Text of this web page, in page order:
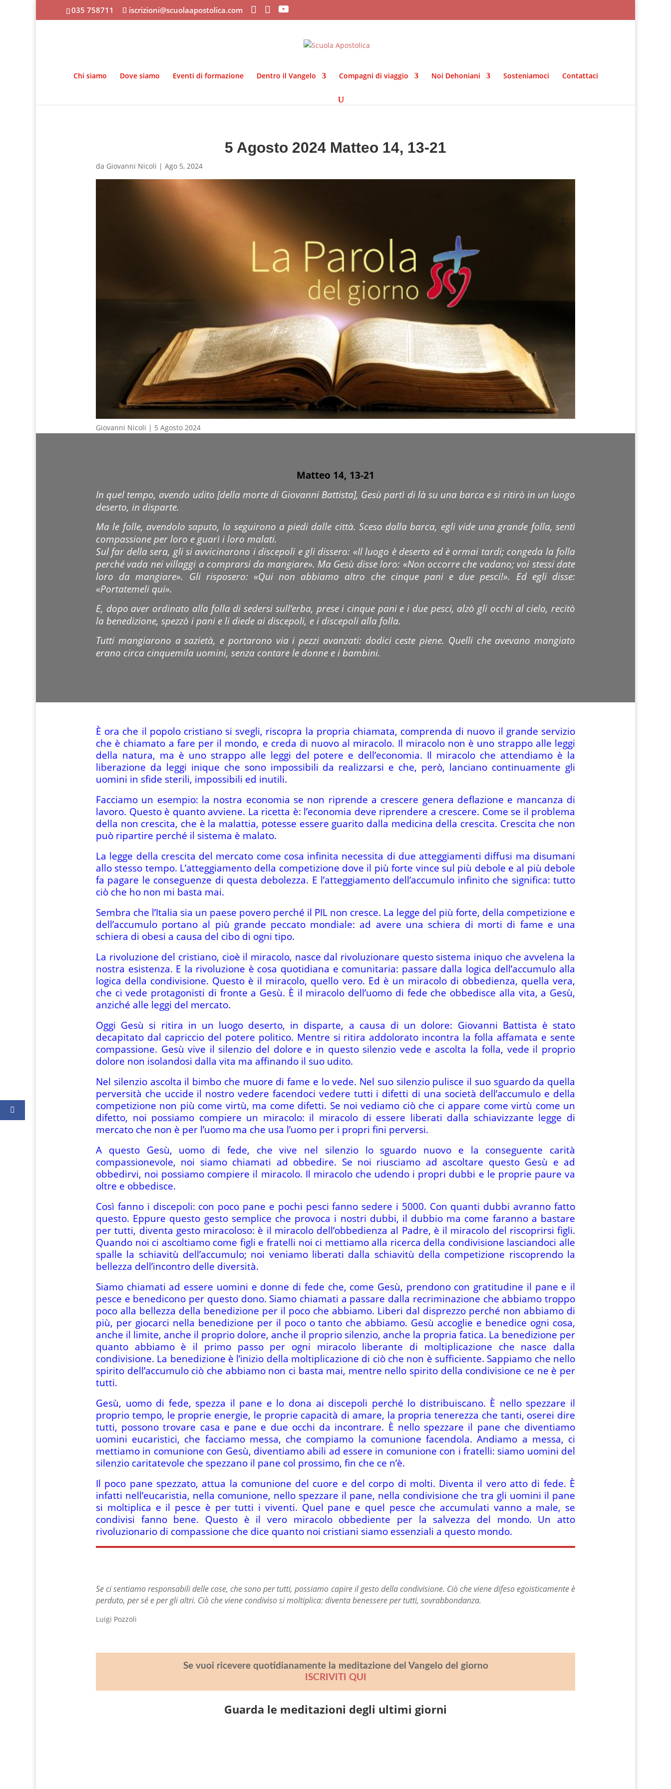
035 758711 iscrizioni@scuolaapostolica.com
Chi siamo Dove siamo Eventi di formazione Dentro il Vangelo Compagni di viaggio Noi Dehoniani Sosteniamoci Contattaci
5 Agosto 2024 Matteo 14, 13-21
da Giovanni Nicoli | Ago 5, 2024
Giovanni Nicoli | 5 Agosto 2024
Matteo 14, 13-21
In quel tempo, avendo udito [della morte di Giovanni Battista], Gesù partì di là su una barca e si ritirò in un luogo
deserto, in disparte.
Ma le folle, avendolo saputo, lo seguirono a piedi dalle città. Sceso dalla barca, egli vide una grande folla, sentì
compassione per loro e guarì i loro malati.
Sul far della sera, gli si avvicinarono i discepoli e gli dissero: «Il luogo è deserto ed è ormai tardi; congeda la folla
perché vada nei villaggi a comprarsi da mangiare». Ma Gesù disse loro: «Non occorre che vadano; voi stessi date
loro da mangiare». Gli risposero: «Qui non abbiamo altro che cinque pani e due pesci!». Ed egli disse:
«Portatemeli qui».
E, dopo aver ordinato alla folla di sedersi sull’erba, prese i cinque pani e i due pesci, alzò gli occhi al cielo, recitò
la benedizione, spezzò i pani e li diede ai discepoli, e i discepoli alla folla.
Tutti mangiarono a sazietà, e portarono via i pezzi avanzati: dodici ceste piene. Quelli che avevano mangiato
erano circa cinquemila uomini, senza contare le donne e i bambini.
È ora che il popolo cristiano si svegli, riscopra la propria chiamata, comprenda di nuovo il grande servizio
che è chiamato a fare per il mondo, e creda di nuovo al miracolo. Il miracolo non è uno strappo alle leggi
della natura, ma è uno strappo alle leggi del potere e dell’economia. Il miracolo che attendiamo è la
liberazione da leggi inique che sono impossibili da realizzarsi e che, però, lanciano continuamente gli
uomini in sfide sterili, impossibili ed inutili.
Facciamo un esempio: la nostra economia se non riprende a crescere genera deflazione e mancanza di
lavoro. Questo è quanto avviene. La ricetta è: l’economia deve riprendere a crescere. Come se il problema
della non crescita, che è la malattia, potesse essere guarito dalla medicina della crescita. Crescita che non
può ripartire perché il sistema è malato.
La legge della crescita del mercato come cosa infinita necessita di due atteggiamenti diffusi ma disumani
allo stesso tempo. L’atteggiamento della competizione dove il più forte vince sul più debole e al più debole
fa pagare le conseguenze di questa debolezza. E l’atteggiamento dell’accumulo infinito che significa: tutto
ciò che ho non mi basta mai.
Sembra che l’Italia sia un paese povero perché il PIL non cresce. La legge del più forte, della competizione e
dell’accumulo portano al più grande peccato mondiale: ad avere una schiera di morti di fame e una
schiera di obesi a causa del cibo di ogni tipo.
La rivoluzione del cristiano, cioè il miracolo, nasce dal rivoluzionare questo sistema iniquo che avvelena la
nostra esistenza. E la rivoluzione è cosa quotidiana e comunitaria: passare dalla logica dell’accumulo alla
logica della condivisione. Questo è il miracolo, quello vero. Ed è un miracolo di obbedienza, quella vera,
che ci vede protagonisti di fronte a Gesù. È il miracolo dell’uomo di fede che obbedisce alla vita, a Gesù,
anziché alle leggi del mercato.
Oggi Gesù si ritira in un luogo deserto, in disparte, a causa di un dolore: Giovanni Battista è stato
decapitato dal capriccio del potere politico. Mentre si ritira addolorato incontra la folla affamata e sente
compassione. Gesù vive il silenzio del dolore e in questo silenzio vede e ascolta la folla, vede il proprio
dolore non isolandosi dalla vita ma affinando il suo udito.
Nel silenzio ascolta il bimbo che muore di fame e lo vede. Nel suo silenzio pulisce il suo sguardo da quella
perversità che uccide il nostro vedere facendoci vedere tutti i difetti di una società dell’accumulo e della
competizione non più come virtù, ma come difetti. Se noi vediamo ciò che ci appare come virtù come un
difetto, noi possiamo compiere un miracolo: il miracolo di essere liberati dalla schiavizzante legge di
mercato che non è per l’uomo ma che usa l’uomo per i propri fini perversi.
A questo Gesù, uomo di fede, che vive nel silenzio lo sguardo nuovo e la conseguente carità
compassionevole, noi siamo chiamati ad obbedire. Se noi riusciamo ad ascoltare questo Gesù e ad
obbedirvi, noi possiamo compiere il miracolo. Il miracolo che udendo i propri dubbi e le proprie paure va
oltre e obbedisce.
Così fanno i discepoli: con poco pane e pochi pesci fanno sedere i 5000. Con quanti dubbi avranno fatto
questo. Eppure questo gesto semplice che provoca i nostri dubbi, il dubbio ma come faranno a bastare
per tutti, diventa gesto miracoloso: è il miracolo dell’obbedienza al Padre, è il miracolo del riscoprirsi figli.
Quando noi ci ascoltiamo come figli e fratelli noi ci mettiamo alla ricerca della condivisione lasciandoci alle
spalle la schiavitù dell’accumulo; noi veniamo liberati dalla schiavitù della competizione riscoprendo la
bellezza dell’incontro delle diversità.
Siamo chiamati ad essere uomini e donne di fede che, come Gesù, prendono con gratitudine il pane e il
pesce e benedicono per questo dono. Siamo chiamati a passare dalla recriminazione che abbiamo troppo
poco alla bellezza della benedizione per il poco che abbiamo. Liberi dal disprezzo perché non abbiamo di
più, per giocarci nella benedizione per il poco o tanto che abbiamo. Gesù accoglie e benedice ogni cosa,
anche il limite, anche il proprio dolore, anche il proprio silenzio, anche la propria fatica. La benedizione per
quanto abbiamo è il primo passo per ogni miracolo liberante di moltiplicazione che nasce dalla
condivisione. La benedizione è l’inizio della moltiplicazione di ciò che non è sufficiente. Sappiamo che nello
spirito dell’accumulo ciò che abbiamo non ci basta mai, mentre nello spirito della condivisione ce ne è per
tutti.
Gesù, uomo di fede, spezza il pane e lo dona ai discepoli perché lo distribuiscano. È nello spezzare il
proprio tempo, le proprie energie, le proprie capacità di amare, la propria tenerezza che tanti, oserei dire
tutti, possono trovare casa e pane e due occhi da incontrare. È nello spezzare il pane che diventiamo
uomini eucaristici, che facciamo messa, che compiamo la comunione facendola. Andiamo a messa, ci
mettiamo in comunione con Gesù, diventiamo abili ad essere in comunione con i fratelli: siamo uomini del
silenzio caritatevole che spezzano il pane col prossimo, fin che ce n’è.
Il poco pane spezzato, attua la comunione del cuore e del corpo di molti. Diventa il vero atto di fede. È
infatti nell’eucaristia, nella comunione, nello spezzare il pane, nella condivisione che tra gli uomini il pane
si moltiplica e il pesce è per tutti i viventi. Quel pane e quel pesce che accumulati vanno a male, se
condivisi fanno bene. Questo è il vero miracolo obbediente per la salvezza del mondo. Un atto
rivoluzionario di compassione che dice quanto noi cristiani siamo essenziali a questo mondo.
Se ci sentiamo responsabili delle cose, che sono per tutti, possiamo capire il gesto della condivisione. Ciò che viene difeso egoisticamente è
perduto, per sé e per gli altri. Ciò che viene condiviso si moltiplica: diventa benessere per tutti, sovrabbondanza.
Luigi Pozzoli
Se vuoi ricevere quotidianamente la meditazione del Vangelo del giorno
ISCRIVITI QUI
Guarda le meditazioni degli ultimi giorni